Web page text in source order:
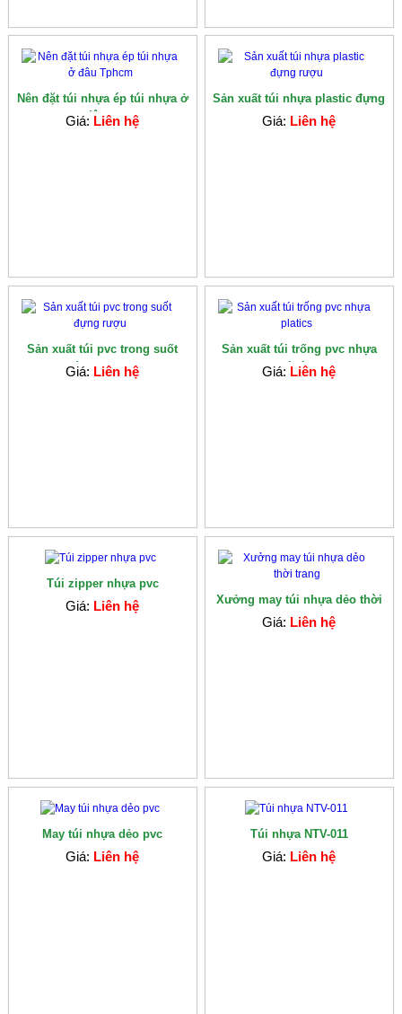
Nên đặt túi nhựa ép túi nhựa ở
đâu ...
Giá: Liên hệ
Sản xuất túi nhựa plastic đựng
rượu
Giá: Liên hệ
Sản xuất túi pvc trong suốt
đựng rượu
Giá: Liên hệ
Sản xuất túi trống pvc nhựa
platics
Giá: Liên hệ
Túi zipper nhựa pvc
Giá: Liên hệ
Xưởng may túi nhựa dẻo thời
trang
Giá: Liên hệ
May túi nhựa dẻo pvc
Giá: Liên hệ
Túi nhựa NTV-011
Giá: Liên hệ